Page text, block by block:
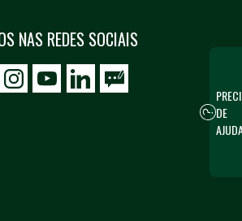
NAS REDES SOCIAIS
icon-social02icon-social03
DE